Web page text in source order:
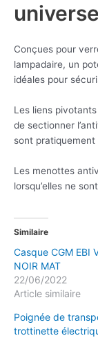
Conçues pour
lampadaire, un
idéales pour
Les liens
de sectionner
sont pratiquement
Les menottes
lorsqu’elles ne
Similaire
Casque CGM EBI
NOIR MAT
22/06/2022
Article similaire
Poignée de
trottinette